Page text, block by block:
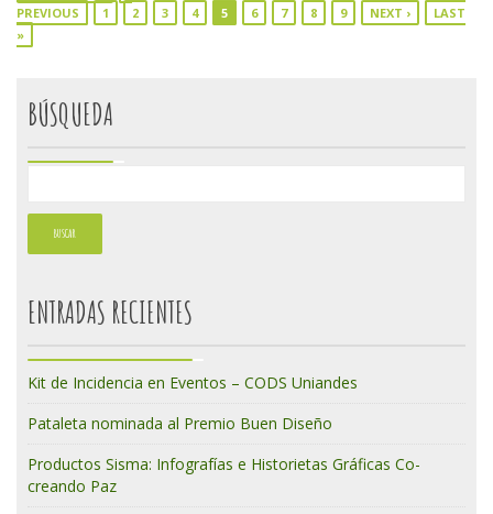
PREVIOUS
1 2 3 4 5 6 7 8 9 NEXT ›
LAST
»
BÚSQUEDA
ENTRADAS RECIENTES
Kit de Incidencia en Eventos – CODS Uniandes
Pataleta nominada al Premio Buen Diseño
Productos Sisma: Infografías e Historietas Gráficas Co-
creando Paz